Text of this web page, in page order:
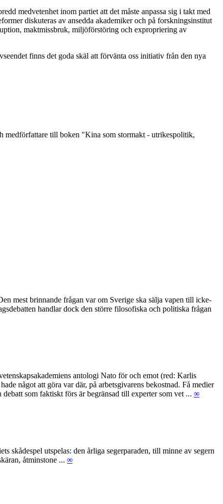
medvetenhet inom partiet att det måste anpassa sig i takt med
diskuteras av ansedda akademiker och på forskningsinstitut
maktmissbruk, miljöförstöring och expropriering av
finns det goda skäl att förvänta oss initiativ från den nya
medförfattare till boken "Kina som stormakt - utrikespolitik,
mest brinnande frågan var om Sverige ska sälja vapen till icke-
handlar dock den större filosofiska och politiska frågan
antologi Nato för och emot (red: Karlis
något att göra var där, på arbetsgivarens bekostnad. Få medier
som faktiskt förs är begränsad till experter som vet ... ∞
skådespel utspelas: den årliga segerparaden, till minne av segern
åtminstone ... ∞